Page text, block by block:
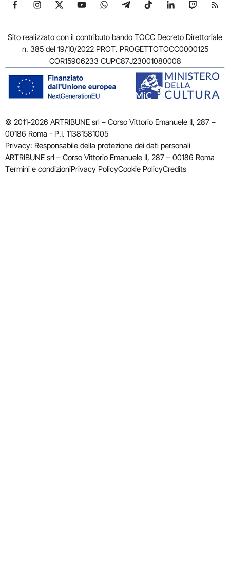
Sito realizzato con il contributo bando TOCC Decreto Direttoriale
n. 385 del 19/10/2022 PROT. PROGETTOTOCC0000125
COR15906233 CUPC87J23001080008
© 2011-2026 ARTRIBUNE srl – Corso Vittorio Emanuele II, 287 –
00186 Roma - P.I. 11381581005
Privacy: Responsabile della protezione dei dati personali
ARTRIBUNE srl – Corso Vittorio Emanuele II, 287 – 00186 Roma
Termini e condizioniPrivacy PolicyCookie PolicyCredits